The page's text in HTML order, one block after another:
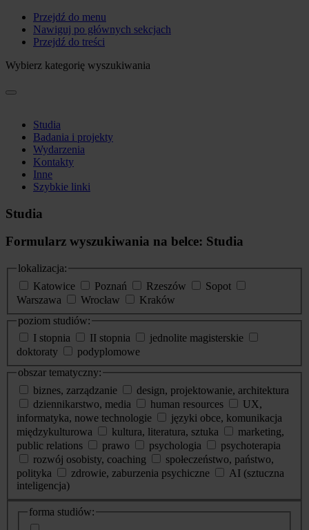
Przejdź do menu
Nawiguj po głównych sekcjach
Przejdź do treści
Wybierz kategorię wyszukiwania
Studia
Badania i projekty
Wydarzenia
Kontakty
Inne
Szybkie linki
Studia
Formularz wyszukiwania na belce: Studia
lokalizacja:
Katowice
Poznań Rzeszów
Sopot
Warszawa
Wrocław
Kraków
poziom studiów:
I stopnia
II stopnia
jednolite magisterskie
doktoraty
podyplomowe
obszar tematyczny:
biznes, zarządzanie
design, projektowanie, architektura
dziennikarstwo, media
human resources
UX,
informatyka, nowe technologie
języki obce, komunikacja
międzykulturowa
kultura, literatura, sztuka
marketing,
public relations
prawo psychologia
psychoterapia
rozwój osobisty, coaching
społeczeństwo, państwo,
polityka
zdrowie, zaburzenia psychiczne
AI (sztuczna
inteligencja)
dodatkowe
informacje
forma studiów: